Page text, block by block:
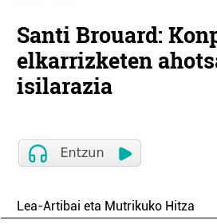
Santi Brouard:
elkarrizketen
isilarazia
Lea-Artibai eta Mutrikuko Hitza